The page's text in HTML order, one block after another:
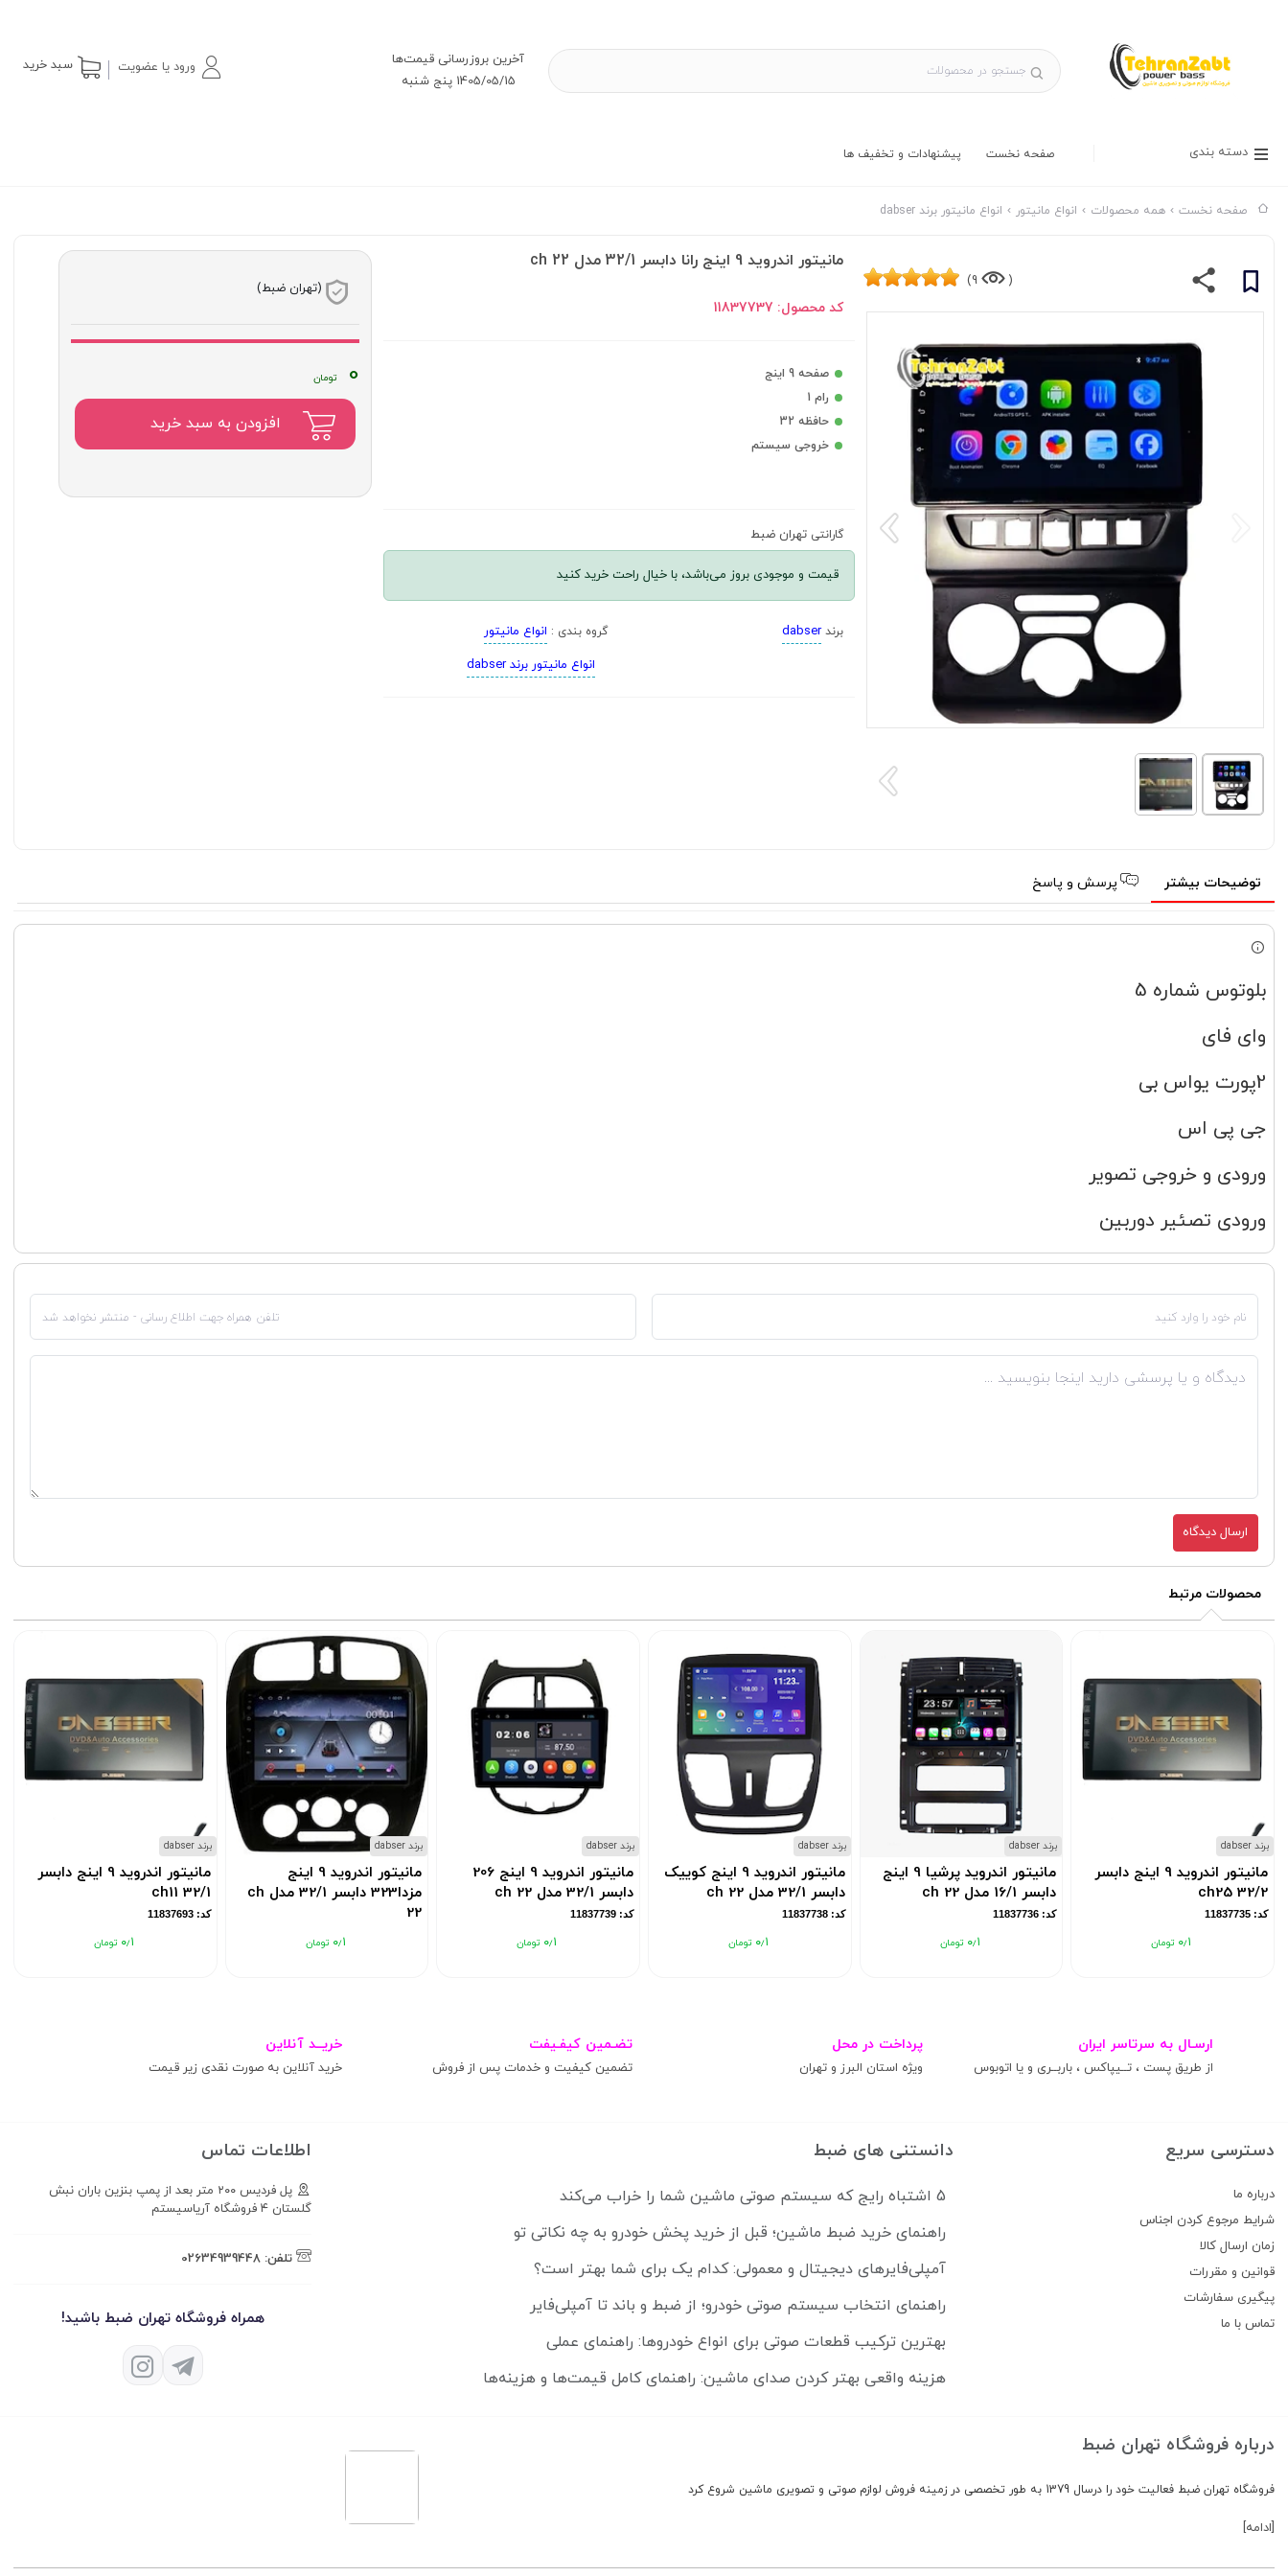
آخرین بروز‌رسانی قیمت‌ها
1405/05/15 پنج شنبه
ورود یا عضویت سبد خرید
دسته بندی صفحه نخست پیشنهادات و تخفیف ها
صفحه نخست همه محصولات انواع مانیتور انواع مانیتور برند dabser
(
9)
مانیتور اندروید 9 اینج رانا دابسر 32/1 مدل ch 22
کد محصول: 11837737
صفحه 9 اینج
رام 1
حافظه 32
خروجی سیستم
گارانتی تهران ضبط
قیمت و موجودی بروز می‌باشد، با خیال راحت خرید کنید
برندdabser گروه بندی : انواع مانیتور
انواع مانیتور برند dabser
(تهران ضبط)
0
افزودن به سبد خرید
توضیحات بیشتر پرسش و پاسخ
بلوتوس شماره 5
وای فای
2پورت یواس بی
جی پی اس
ورودی و خروجی تصویر
ورودی تصئیر دوربین
ارسال دیدگاه
محصولات مرتبط
برند dabser
مانیتور اندروید 9 اینج دابسر
32/2 ch25
کد: 11837735
۰٫۱
برند dabser
مانیتور اندروید پرشیا 9 اینج
دابسر 16/1 مدل ch 22
کد: 11837736
۰٫۱
برند dabser
مانیتور اندروید 9 اینج کوییک
دابسر 32/1 مدل ch 22
کد: 11837738
۰٫۱
برند dabser
مانیتور اندروید 9 اینج 206
دابسر 32/1 مدل ch 22
کد: 11837739
۰٫۱
برند dabser
مانیتور اندروید 9 اینج
مزدا323 دابسر 32/1 مدل ch
22
۰٫۱
برند dabser
مانیتور اندروید 9 اینج دابسر
32/1 ch11
کد: 11837693
۰٫۱
ارسـال به سرتاسر ایران
از طریق پست ، تــیپاکس ، باربــری و یا اتوبوس
پرداخت در محل
ویژه استان البرز و تهران
تضـمین کیفـیفت
تضمین کیفیت و خدمات پس از فروش
خریــد آنلاین
خرید آنلاین به صورت نقدی زیر قیمت
دسترسی سریع
درباره ما
شرایط مرجوع کردن اجناس
زمان ارسال کالا
قوانین و مقررات
پیگیری سفارشات
تماس با ما
دانستنی های ضبط
5 اشتباه رایج که سیستم صوتی ماشین شما را خراب می‌کند
راهنمای خرید ضبط ماشین؛ قبل از خرید پخش خودرو به چه نکاتی تو
آمپلی‌فایرهای دیجیتال و معمولی: کدام یک برای شما بهتر است؟
راهنمای انتخاب سیستم صوتی خودرو؛ از ضبط و باند تا آمپلی‌فایر
بهترین ترکیب قطعات صوتی برای انواع خودروها: راهنمای عملی
هزینه واقعی بهتر کردن صدای ماشین: راهنمای کامل قیمت‌ها و هزینه‌ها
اطلاعات تماس
پل فردیس ۲۰۰ متر بعد از پمپ بنزین باران نبش
گلستان ۴ فروشگاه آریاسیستم
تلفن: 02634939448
همراه فروشگاه تهران ضبط باشید!
درباره فروشگاه تهران ضبط
فروشگاه تهران ضبط فعالیت خود را درسال 1379 به طور تخصصی در زمینه فروش لوازم صوتی و تصویری ماشین شروع کرد
[ادامه]